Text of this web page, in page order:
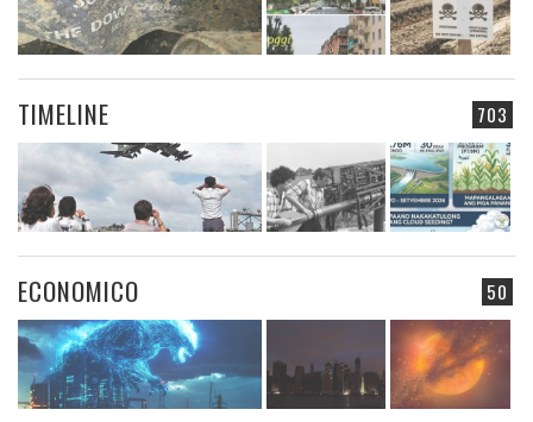
703
TIMELINE
50
ECONOMICO